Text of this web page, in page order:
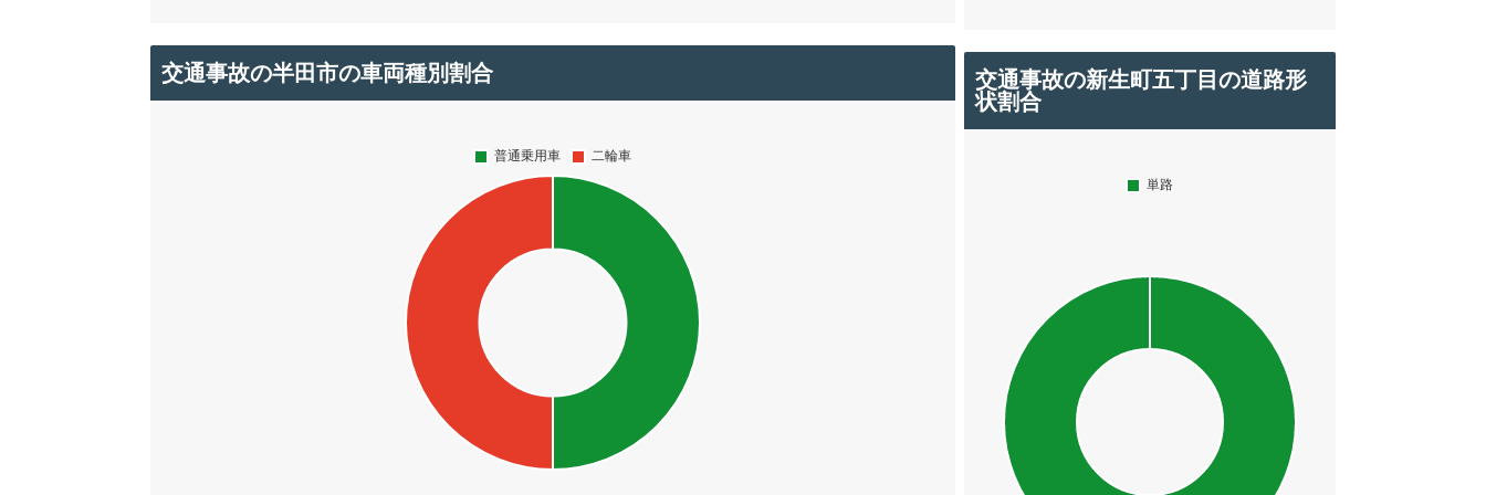
交通事故の半田市の車両種別割合
交通事故の新生町五丁目の道路形
状割合